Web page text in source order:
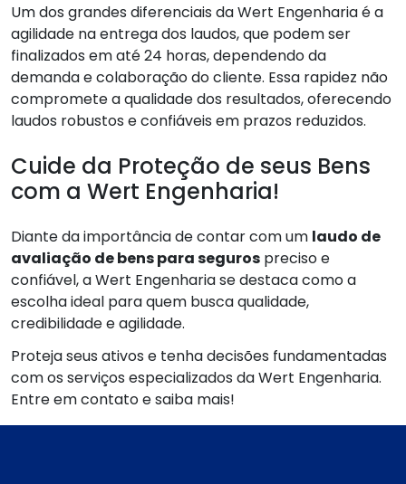
Um dos grandes diferenciais da Wert Engenharia é a
agilidade na entrega dos laudos, que podem ser
finalizados em até 24 horas, dependendo da
demanda e colaboração do cliente. Essa rapidez não
compromete a qualidade dos resultados, oferecendo
laudos robustos e confiáveis em prazos reduzidos.
Cuide da Proteção de seus Bens
com a Wert Engenharia!
Diante da importância de contar com um laudo de
avaliação de bens para seguros preciso e
confiável, a Wert Engenharia se destaca como a
escolha ideal para quem busca qualidade,
credibilidade e agilidade.
Proteja seus ativos e tenha decisões fundamentadas
com os serviços especializados da Wert Engenharia.
Entre em contato e saiba mais!